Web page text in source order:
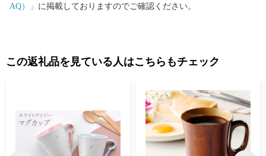
AQ）」 に掲載しておりますのでご確認ください。
この返礼品を見ている人はこちらもチェック